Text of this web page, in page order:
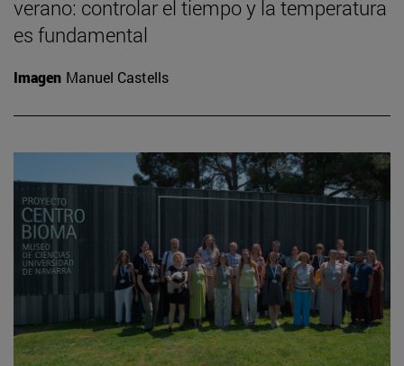
verano: controlar el tiempo y la temperatura
es fundamental
Imagen Manuel Castells